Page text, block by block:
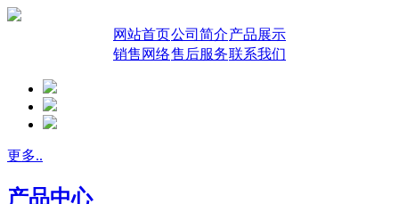
网站首页公司简介产品展示
销售网络售后服务联系我们
更多..
产品中心